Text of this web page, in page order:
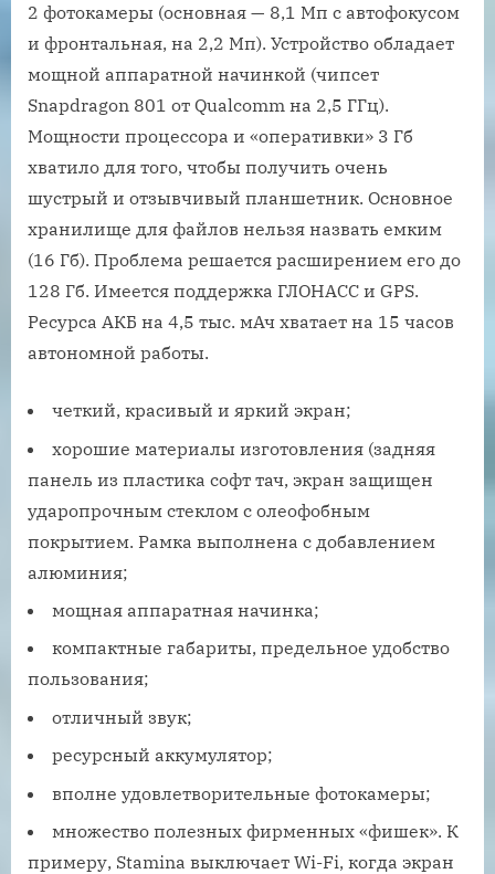
2 фотокамеры (основная — 8,1 Мп с автофокусом
и фронтальная, на 2,2 Мп). Устройство обладает
мощной аппаратной начинкой (чипсет
Snapdragon 801 от Qualcomm на 2,5 ГГц).
Мощности процессора и «оперативки» 3 Гб
хватило для того, чтобы получить очень
шустрый и отзывчивый планшетник. Основное
хранилище для файлов нельзя назвать емким
(16 Гб). Проблема решается расширением его до
128 Гб. Имеется поддержка ГЛОНАСС и GPS.
Ресурса АКБ на 4,5 тыс. мАч хватает на 15 часов
автономной работы.
четкий, красивый и яркий экран;
хорошие материалы изготовления (задняя
панель из пластика софт тач, экран защищен
ударопрочным стеклом с олеофобным
покрытием. Рамка выполнена с добавлением
алюминия;
мощная аппаратная начинка;
компактные габариты, предельное удобство
пользования;
отличный звук;
ресурсный аккумулятор;
вполне удовлетворительные фотокамеры;
множество полезных фирменных «фишек». К
примеру, Stamina выключает Wi-Fi, когда экран